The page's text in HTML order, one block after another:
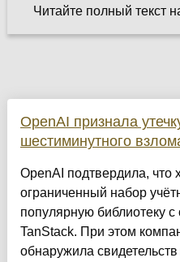
Читайте полный текст
OpenAI признала
шестиминутного
OpenAI подтвердила, что
ограниченный набор
популярную библиотеку
TanStack. При этом
обнаружила